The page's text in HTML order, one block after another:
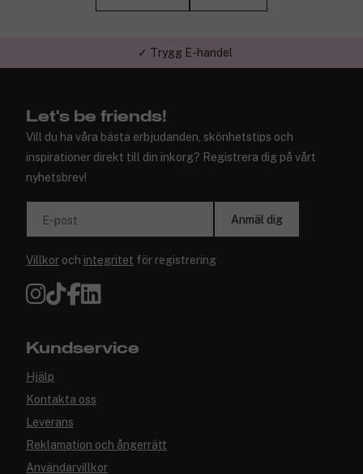
✓ Trygg E-handel
Let's be friends!
Vill du ha våra bästa erbjudanden, skönhetstips och
inspirationer direkt till din inkorg? Registrera dig på vårt
nyhetsbrev!
E-post Anmäl dig
Villkor och integritet för registrering
Kundservice
Hjälp
Kontakta oss
Leverans
Reklamation och ångerrätt
Användarvillkor